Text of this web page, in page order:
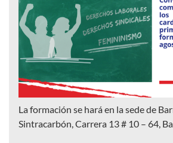
La formación se hará en la sede de
Sintracarbón, Carrera 13 # 10 – 64,